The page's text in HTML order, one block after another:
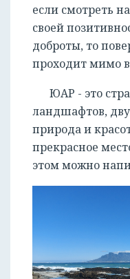
если смотреть
своей
доброты, то
проходит мимо
ЮАР - это
ландшафтов,
природа и
прекрасное
этом можно